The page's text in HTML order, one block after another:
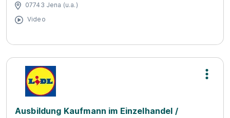
07743 Jena (u.a.)
Video
Ausbildung Kaufmann im Einzelhandel /